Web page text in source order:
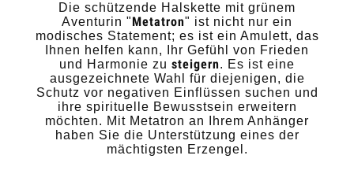
Die schützende Halskette mit grünem
Aventurin "Metatron" ist nicht nur ein
modisches Statement; es ist ein Amulett, das
Ihnen helfen kann, Ihr Gefühl von Frieden
und Harmonie zu steigern. Es ist eine
ausgezeichnete Wahl für diejenigen, die
Schutz vor negativen Einflüssen suchen und
ihre spirituelle Bewusstsein erweitern
möchten. Mit Metatron an Ihrem Anhänger
haben Sie die Unterstützung eines der
mächtigsten Erzengel.